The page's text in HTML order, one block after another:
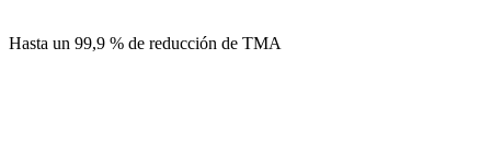
Hasta un 99,9 % de reducción de TMA